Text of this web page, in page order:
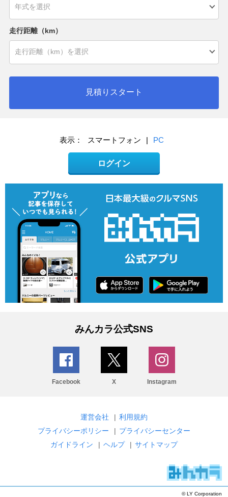
走行距離（km）
見積りスタート
表示： スマートフォン | PC
ログイン
みんカラ公式SNS
Facebook X Instagram
運営会社 | 利用規約
プライバシーポリシー
| プライバシーセンター
ガイドライン
| ヘルプ | サイトマップ
© LY Corporation